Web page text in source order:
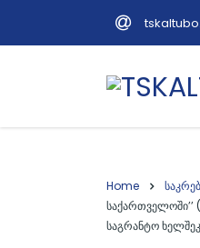
Home
საგრანტო